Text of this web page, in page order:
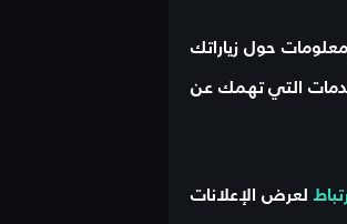
حول زياراتك
التي تهمك عن
لعرض الإعلانات